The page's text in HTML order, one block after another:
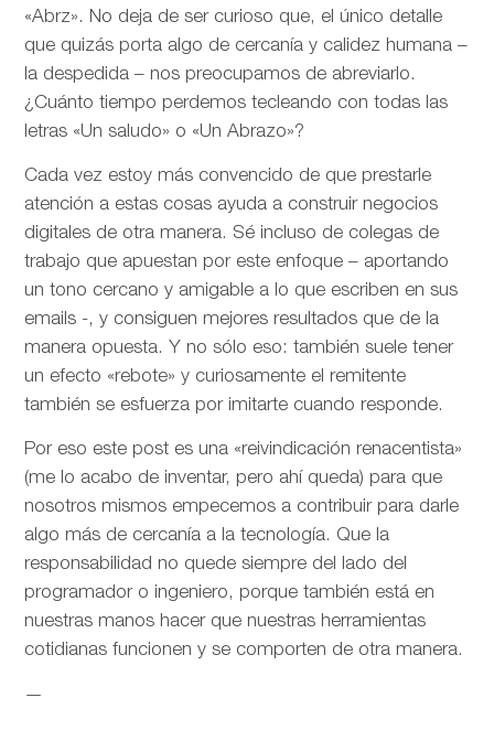
«Abrz». No deja de ser curioso que, el único detalle
que quizás porta algo de cercanía y calidez humana –
la despedida – nos preocupamos de abreviarlo.
¿Cuánto tiempo perdemos tecleando con todas las
letras «Un saludo» o «Un Abrazo»?
Cada vez estoy más convencido de que prestarle
atención a estas cosas ayuda a construir negocios
digitales de otra manera. Sé incluso de colegas de
trabajo que apuestan por este enfoque – aportando
un tono cercano y amigable a lo que escriben en sus
emails -, y consiguen mejores resultados que de la
manera opuesta. Y no sólo eso: también suele tener
un efecto «rebote» y curiosamente el remitente
también se esfuerza por imitarte cuando responde.
Por eso este post es una «reivindicación renacentista»
(me lo acabo de inventar, pero ahí queda) para que
nosotros mismos empecemos a contribuir para darle
algo más de cercanía a la tecnología. Que la
responsabilidad no quede siempre del lado del
programador o ingeniero, porque también está en
nuestras manos hacer que nuestras herramientas
cotidianas funcionen y se comporten de otra manera.
—